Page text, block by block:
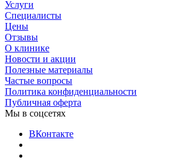
Услуги
Специалисты
Цены
Отзывы
О клинике
Новости и акции
Полезные материалы
Частые вопросы
Политика конфиденциальности
Публичная оферта
Мы в соцсетях
ВКонтакте